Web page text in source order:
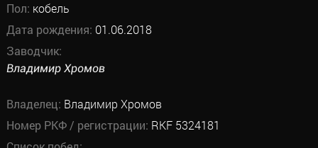
Пол: кобель
Дата рождения: 01.06.2018
Заводчик:
Владимир Хромов
Владелец: Владимир Хромов
Номер РКФ / регистрации: RKF 5324181